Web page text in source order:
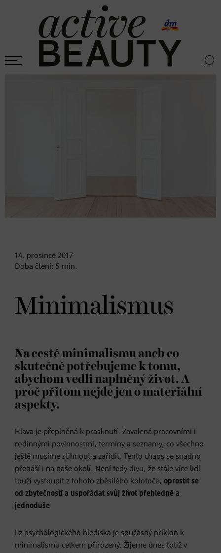
14. prosince 2017
Doba čtení: 5 min.
Minimalismus
Na cestě minimalismu aneb co
skutečně potřebujeme k tomu,
abychom vedli naplněný život. A
proč přitom nejde jen o materiální
aspekty.
Hlava je přeplněná k prasknutí. Zavalená pracovními i
rodinnými povinnostmi, termíny a seznamy, co všechno
ještě musíme stihnout a zařídit. Tento chaos se snadno
přenáší i na naše okolí. Není tedy divu, že stále více lidí
touží vystoupit z tohoto zběsilého kolotoče, oprostit se
od zbytečností a uspořádat svůj život přehledně a
jednoduše.
I z psychologického hlediska je současný příklon k
minimalismu celkem přirozený. Žijeme dnes totiž v